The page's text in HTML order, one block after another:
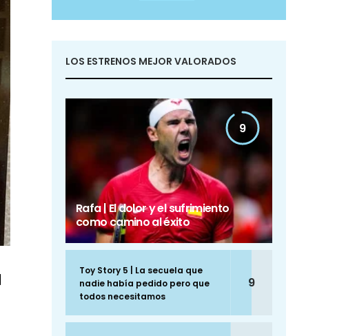
LOS ESTRENOS MEJOR VALORADOS
9
Rafa | El dolor y el sufrimiento
como camino al éxito
Toy Story 5 | La secuela que
nadie había pedido pero que
todos necesitamos
9